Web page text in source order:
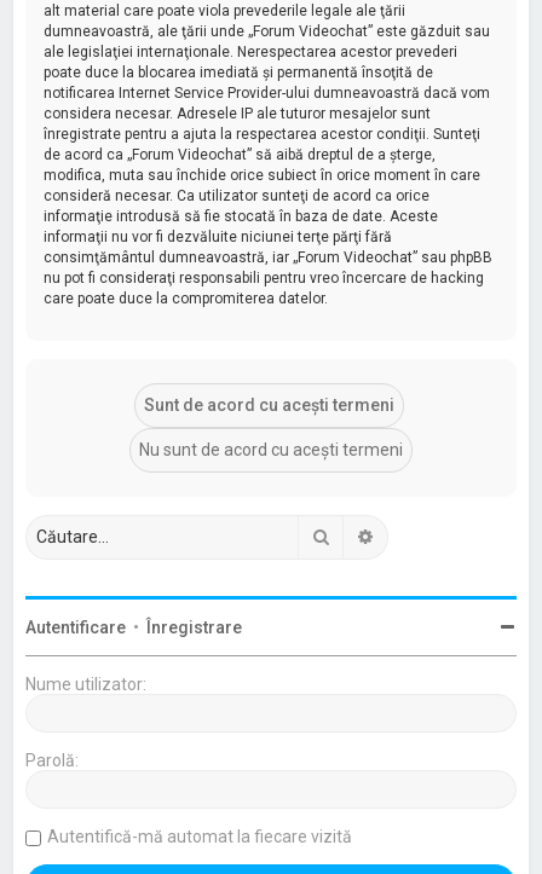
alt material care poate viola prevederile legale ale ţării
dumneavoastră, ale ţării unde „Forum Videochat” este găzduit sau
ale legislaţiei internaţionale. Nerespectarea acestor prevederi
poate duce la blocarea imediată şi permanentă însoţită de
notificarea Internet Service Provider-ului dumneavoastră dacă vom
considera necesar. Adresele IP ale tuturor mesajelor sunt
înregistrate pentru a ajuta la respectarea acestor condiţii. Sunteţi
de acord ca „Forum Videochat” să aibă dreptul de a şterge,
modifica, muta sau închide orice subiect în orice moment în care
consideră necesar. Ca utilizator sunteţi de acord ca orice
informaţie introdusă să fie stocată în baza de date. Aceste
informaţii nu vor fi dezvăluite niciunei terţe părţi fără
consimţământul dumneavoastră, iar „Forum Videochat” sau phpBB
nu pot fi consideraţi responsabili pentru vreo încercare de hacking
care poate duce la compromiterea datelor.
Căutare
Autentificare • Înregistrare
Nume utilizator:
Parolă:
Autentifică-mă automat la fiecare vizită